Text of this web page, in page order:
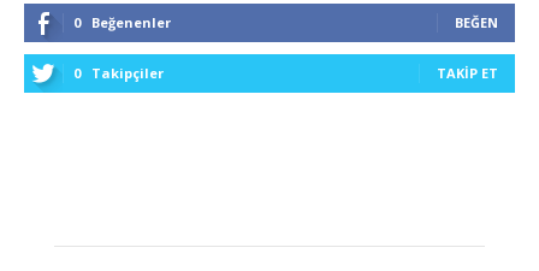
0 Beğenenler BEĞEN
0 Takipçiler TAKIP ET